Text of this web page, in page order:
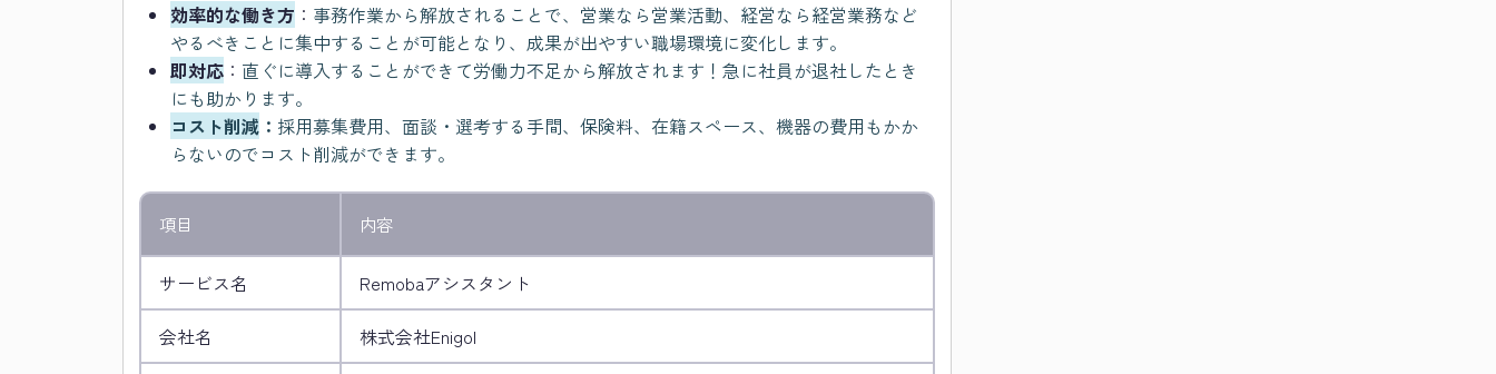
効率的な働き方 ： 事務作業から解放されることで、営業なら営業活動、経営なら経営業務など
やるべきことに集中することが可能となり、成果が出やすい職場環境に変化します。
即対応： 直ぐに導入することができて労働力不足から解放されます！急に社員が退社したとき
にも助かります。
コスト削減： 採用募集費用、面談・選考する手間、保険料、在籍スペース、機器の費用もかか
らないのでコスト削減ができます。
項目 内容
サービス名
Remobaアシスタント
会社名
株式会社Enigol